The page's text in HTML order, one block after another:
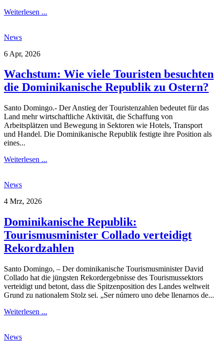
Weiterlesen ...
News
6 Apr, 2026
Wachstum: Wie viele Touristen besuchten
die Dominikanische Republik zu Ostern?
Santo Domingo.- Der Anstieg der Touristenzahlen bedeutet für das
Land mehr wirtschaftliche Aktivität, die Schaffung von
Arbeitsplätzen und Bewegung in Sektoren wie Hotels, Transport
und Handel. Die Dominikanische Republik festigte ihre Position als
eines...
Weiterlesen ...
News
4 Mrz, 2026
Dominikanische Republik:
Tourismusminister Collado verteidigt
Rekordzahlen
Santo Domingo, – Der dominikanische Tourismusminister David
Collado hat die jüngsten Rekordergebnisse des Tourismussektors
verteidigt und betont, dass die Spitzenposition des Landes weltweit
Grund zu nationalem Stolz sei. „Ser número uno debe llenarnos de...
Weiterlesen ...
News